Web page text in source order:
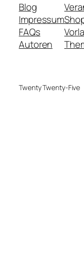
Blog
Impressum
FAQs
Autoren
Twenty Twenty-Five